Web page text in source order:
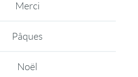
Merci
Pâques
Noël